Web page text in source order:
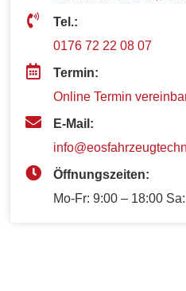
Tel.:
0176 72 22 08 07
Termin:
Online Termin
E-Mail:
Öffnungszeiten:
Mo-Fr: 9:00 – 18:00